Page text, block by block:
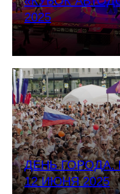
2025
ДЕНЬ
12 ИЮНЯ 2025